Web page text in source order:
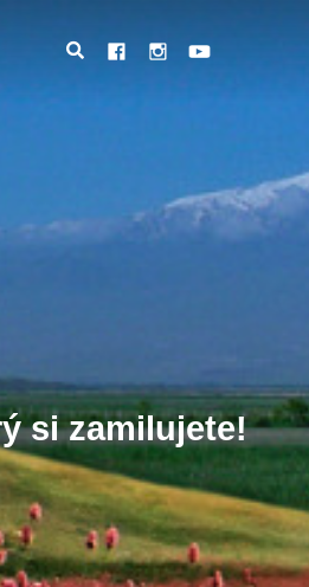
si zamilujete!